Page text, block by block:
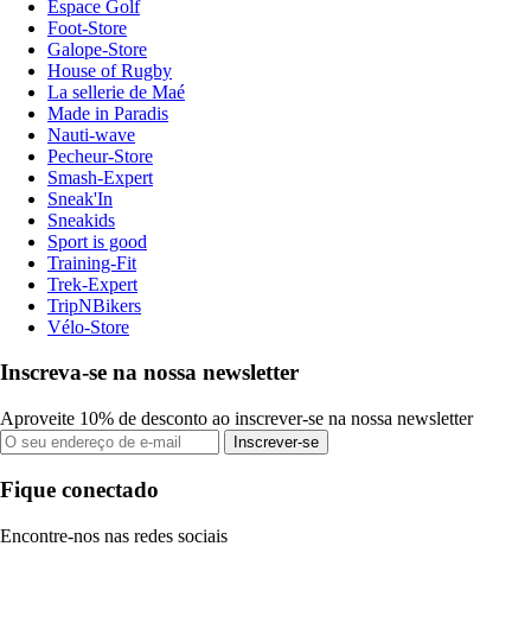
Espace Golf
Foot-Store
Galope-Store
House of Rugby
La sellerie de Maé
Made in Paradis
Nauti-wave
Pecheur-Store
Smash-Expert
Sneak'In
Sneakids
Sport is good
Training-Fit
Trek-Expert
TripNBikers
Vélo-Store
Inscreva-se na nossa newsletter
Aproveite 10% de desconto ao inscrever-se na nossa newsletter
Inscrever-se
Fique conectado
Encontre-nos nas redes sociais